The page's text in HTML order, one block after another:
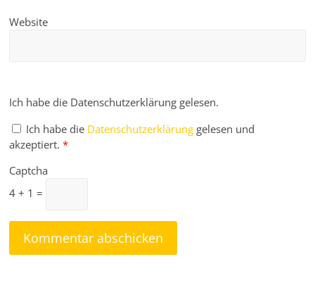
Website
Ich habe die Datenschutzerklärung gelesen.
Ich habe die Datenschutzerklärung gelesen und
akzeptiert. *
Captcha
4 + 1 =